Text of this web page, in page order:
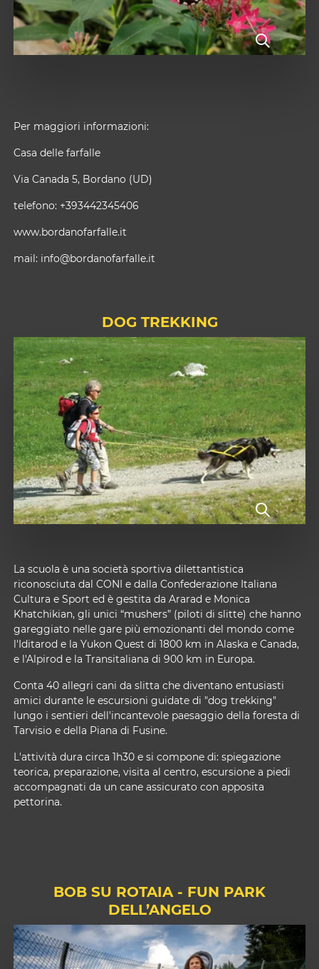
Per maggiori informazioni:
Casa delle farfalle
Via Canada 5, Bordano (UD)
telefono: +393442345406
www.bordanofarfalle.it
mail: info@bordanofarfalle.it
DOG TREKKING
La scuola è una società sportiva dilettantistica
riconosciuta dal CONI e dalla Confederazione Italiana
Cultura e Sport ed è gestita da Ararad e Monica
Khatchikian, gli unici “mushers” (piloti di slitte) che hanno
gareggiato nelle gare più emozionanti del mondo come
l'Iditarod e la Yukon Quest di 1800 km in Alaska e Canada,
e l'Alpirod e la Transitaliana di 900 km in Europa.
Conta 40 allegri cani da slitta che diventano entusiasti
amici durante le escursioni guidate di "dog trekking"
lungo i sentieri dell'incantevole paesaggio della foresta di
Tarvisio e della Piana di Fusine.
L'attività dura circa 1h30 e si compone di: spiegazione
teorica, preparazione, visita al centro, escursione a piedi
accompagnati da un cane assicurato con apposita
pettorina.
BOB SU ROTAIA - FUN PARK
DELL’ANGELO